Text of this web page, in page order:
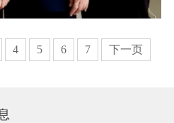
4 5 6 7 下一页